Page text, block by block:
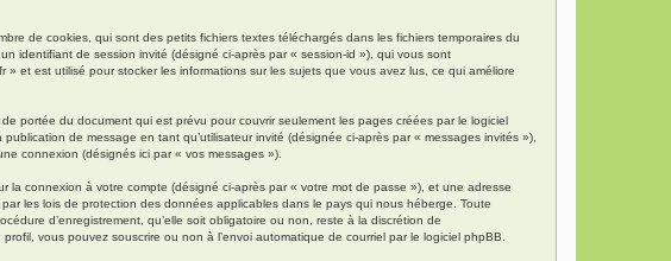
de cookies, qui sont des petits fichiers textes téléchargés dans les fichiers temporaires du
identifiant de session invité (désigné ci-après par « session-id »), qui vous sont
et est utilisé pour stocker les informations sur les sujets que vous avez lus, ce qui améliore
portée du document qui est prévu pour couvrir seulement les pages créées par le logiciel
de message en tant qu’utilisateur invité (désignée ci-après par « messages invités »),
connexion (désignés ici par « vos messages »).
la connexion à votre compte (désigné ci-après par « votre mot de passe »), et une adresse
les lois de protection des données applicables dans le pays qui nous héberge. Toute
d’enregistrement, qu’elle soit obligatoire ou non, reste à la discrétion de
vous pouvez souscrire ou non à l’envoi automatique de courriel par le logiciel phpBB.